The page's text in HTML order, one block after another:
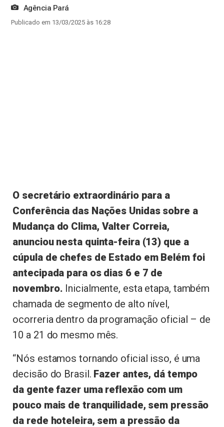
Agência Pará
Publicado em 13/03/2025 às 16:28
O secretário extraordinário para a
Conferência das Nações Unidas sobre a
Mudança do Clima, Valter Correia,
anunciou nesta quinta-feira (13) que a
cúpula de chefes de Estado em Belém foi
antecipada para os dias 6 e 7 de
novembro. Inicialmente, esta etapa, também
chamada de segmento de alto nível,
ocorreria dentro da programação oficial – de
10 a 21 do mesmo mês.
“Nós estamos tornando oficial isso, é uma
decisão do Brasil. Fazer antes, dá tempo
da gente fazer uma reflexão com um
pouco mais de tranquilidade, sem pressão
da rede hoteleira, sem a pressão da